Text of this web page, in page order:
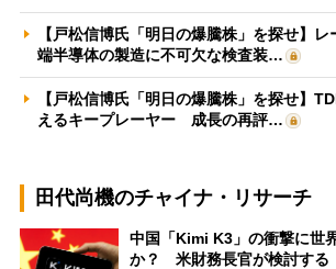
【戸松信博氏「明日の爆騰株」を探せ】
端半導体の製造に不可欠な検査装…
【戸松信博氏「明日の爆騰株」を探せ】
えるキープレーヤー 成長の再評…
田代尚機のチャイナ・リサーチ
中国「Kimi K3」の衝撃に世
か？ 米財務長官が検討する